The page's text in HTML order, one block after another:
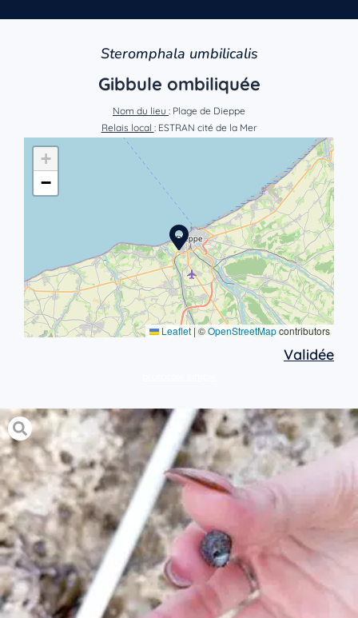
Steromphala umbilicalis
Gibbule ombiliquée
Nom du lieu : Plage de Dieppe
Relais local : ESTRAN cité de la Mer
+
−
Leaflet | ©OpenStreetMapcontributors
Validée